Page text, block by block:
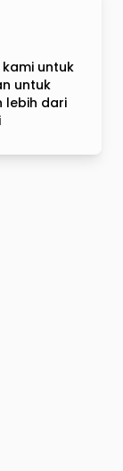
kami untuk
untuk
lebih dari